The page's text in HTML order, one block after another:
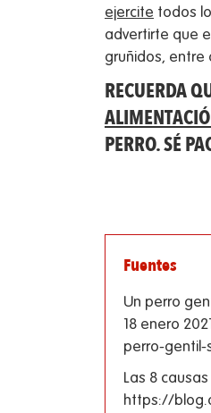
ejercite todos
advertirte que
gruñidos, entre
RECUERDA
PERRO. SÉ
Fuentes
Un perro
18 enero
perro-gentil-
Las 8
https://